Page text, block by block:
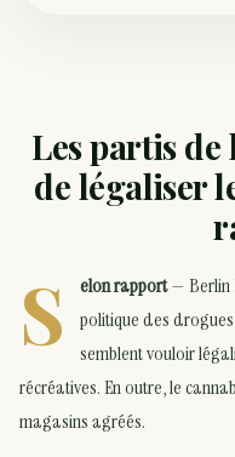
Les partis de
de légaliser
S elon rapport— Berlin
politique des
semblent vouloir
récréatives. En outre, le
magasins agréés.